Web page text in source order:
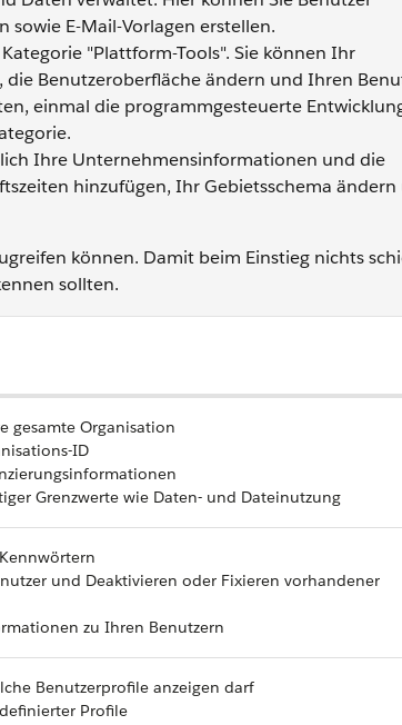
E-Mail-Vorlagen erstellen.
"Plattform-Tools". Sie können Ihr
Benutzeroberfläche ändern und Ihren
einmal die programmgesteuerte
Ihre Unternehmensinformationen und die
hinzufügen, Ihr Gebietsschema ändern
können. Damit beim Einstieg nichts
sollten.
gesamte Organisation
ID
Grenzwerte wie Daten- und Dateinutzung
und Deaktivieren oder Fixieren vorhandener
zu Ihren Benutzern
Benutzerprofile anzeigen darf
Profile